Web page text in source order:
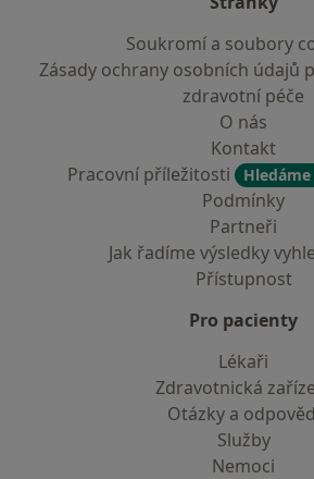
Soukromí a soubory
Zásady ochrany osobních údajů
zdravotní péče
O nás
Kontakt
Pracovní příležitosti
Podmínky
Partneři
Jak řadíme výsledky
Přístupnost
Pro pacienty
Lékaři
Zdravotnická
Otázky a
Služby
Nemoci